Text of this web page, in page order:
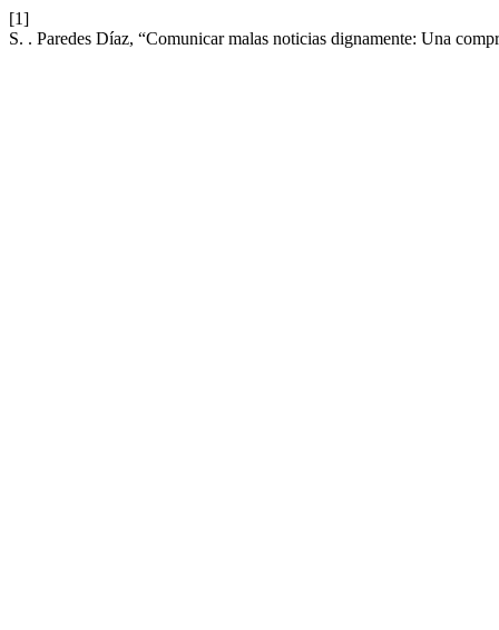
[1]
S. . Paredes Díaz, “Comunicar malas noticias dignamente: Una